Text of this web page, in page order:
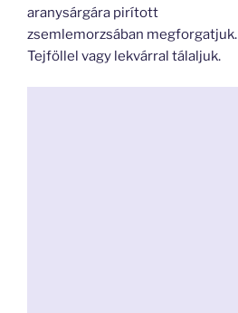
aranysárgára pirított
zsemlemorzsában megforgatjuk.
Tejföllel vagy lekvárral tálaljuk.